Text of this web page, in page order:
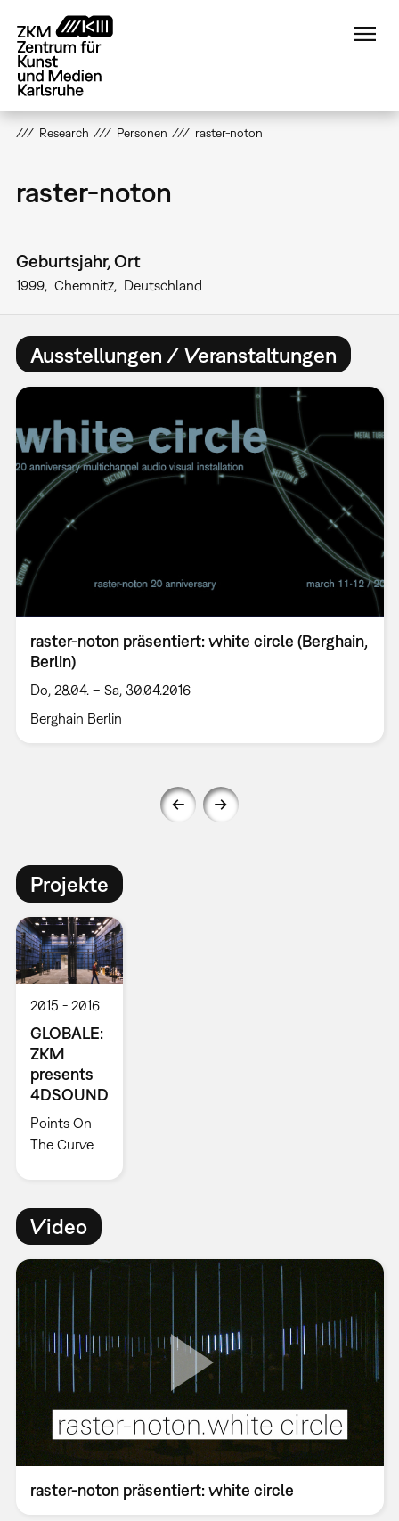
zum
Inhalt
Research Personen raster-noton
raster-noton
Geburtsjahr, Ort
1999 Chemnitz Deutschland
Ausstellungen / Veranstaltungen
raster-noton präsentiert: white circle (Berghain,
Berlin)
Do, 28.04. – Sa, 30.04.2016
Berghain Berlin
Projekte
2015 2016
GLOBALE:
ZKM
presents
4DSOUND
Points On
The Curve
Video
raster-noton präsentiert: white circle